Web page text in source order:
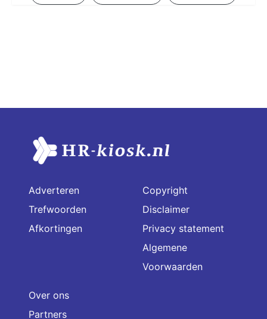
Adverteren
Trefwoorden
Afkortingen
Copyright
Disclaimer
Privacy statement
Algemene
Voorwaarden
Over ons
Partners